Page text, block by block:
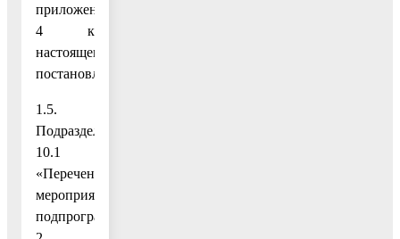
приложению
4 к
настоящему
постановлению;
1.5.
Подраздел
10.1
«Перечень
мероприятий
подпрограммы